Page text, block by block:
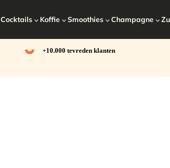
Cocktails Koffie Smoothies Champagne
+10.000 tevreden klanten